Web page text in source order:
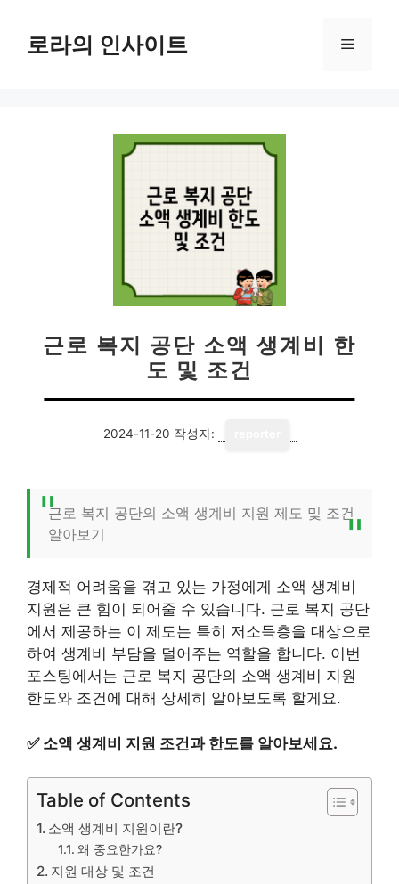
로라의 인사이트 메
근로 복지 공단 소액 생계비 한
도 및 조건
2024-11-20 작성자:
근로 복지 공단의 소액 생계비 지원 제도 및 조건
알아보기
경제적 어려움을 겪고 있는 가정에게 소액 생계비
지원은 큰 힘이 되어줄 수 있습니다. 근로 복지 공단
에서 제공하는 이 제도는 특히 저소득층을 대상으로
하여 생계비 부담을 덜어주는 역할을 합니다. 이번
포스팅에서는 근로 복지 공단의 소액 생계비 지원
한도와 조건에 대해 상세히 알아보도록 할게요.
✅ 소액 생계비 지원 조건과 한도를 알아보세요.
Table of Contents
소액 생계비 지원이란?
왜 중요한가요?
지원 대상 및 조건